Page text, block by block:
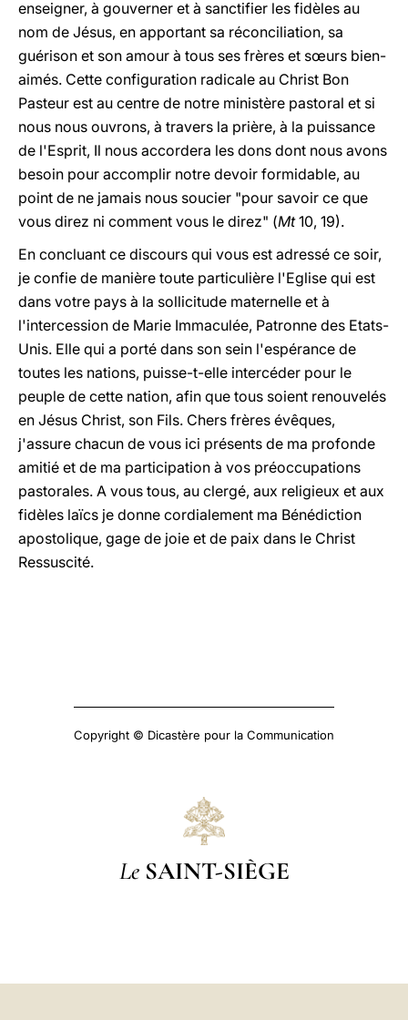
enseigner, à gouverner et à sanctifier les fidèles au
nom de Jésus, en apportant sa réconciliation, sa
guérison et son amour à tous ses frères et sœurs bien-
aimés. Cette configuration radicale au Christ Bon
Pasteur est au centre de notre ministère pastoral et si
nous nous ouvrons, à travers la prière, à la puissance
de l'Esprit, Il nous accordera les dons dont nous avons
besoin pour accomplir notre devoir formidable, au
point de ne jamais nous soucier "pour savoir ce que
vous direz ni comment vous le direz" (Mt10, 19).
En concluant ce discours qui vous est adressé ce soir,
je confie de manière toute particulière l'Eglise qui est
dans votre pays à la sollicitude maternelle et à
l'intercession de Marie Immaculée, Patronne des Etats-
Unis. Elle qui a porté dans son sein l'espérance de
toutes les nations, puisse-t-elle intercéder pour le
peuple de cette nation, afin que tous soient renouvelés
en Jésus Christ, son Fils. Chers frères évêques,
j'assure chacun de vous ici présents de ma profonde
amitié et de ma participation à vos préoccupations
pastorales. A vous tous, au clergé, aux religieux et aux
fidèles laïcs je donne cordialement ma Bénédiction
apostolique, gage de joie et de paix dans le Christ
Ressuscité.
Copyright © Dicastère pour la Communication
Le SAINT-SIÈGE